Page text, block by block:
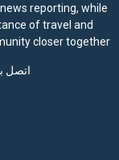
reporting, while
of travel and
closer together.
اتصل